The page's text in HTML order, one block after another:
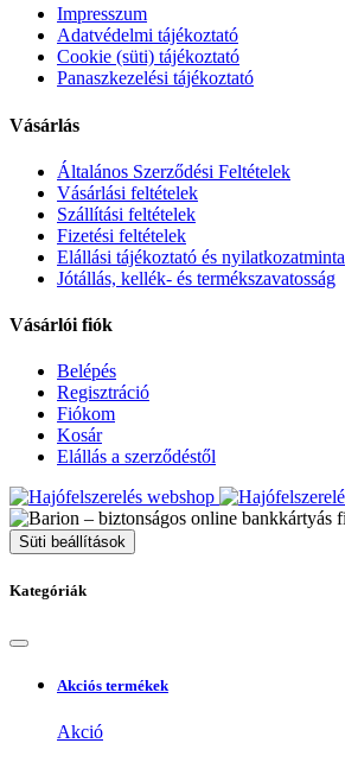
Impresszum
Adatvédelmi tájékoztató
Cookie (süti) tájékoztató
Panaszkezelési tájékoztató
Vásárlás
Általános Szerződési Feltételek
Vásárlási feltételek
Szállítási feltételek
Fizetési feltételek
Elállási tájékoztató és nyilatkozatminta
Jótállás, kellék- és termékszavatosság
Vásárlói fiók
Belépés
Regisztráció
Fiókom
Kosár
Elállás a szerződéstől
Süti beállítások
Kategóriák
Akciós termékek
Akció